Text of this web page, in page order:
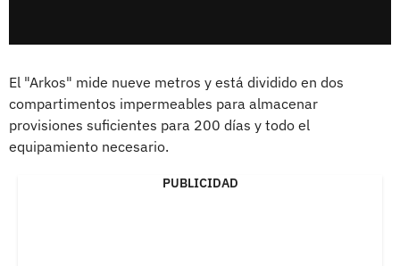
El "Arkos" mide nueve metros y está dividido en dos
compartimentos impermeables para almacenar
provisiones suficientes para 200 días y todo el
equipamiento necesario.
PUBLICIDAD